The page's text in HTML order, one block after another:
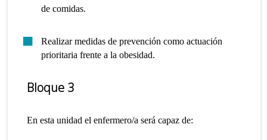
de comidas.
Realizar medidas de prevención como actuación
prioritaria frente a la obesidad.
Bloque 3
En esta unidad el enfermero/a será capaz de: